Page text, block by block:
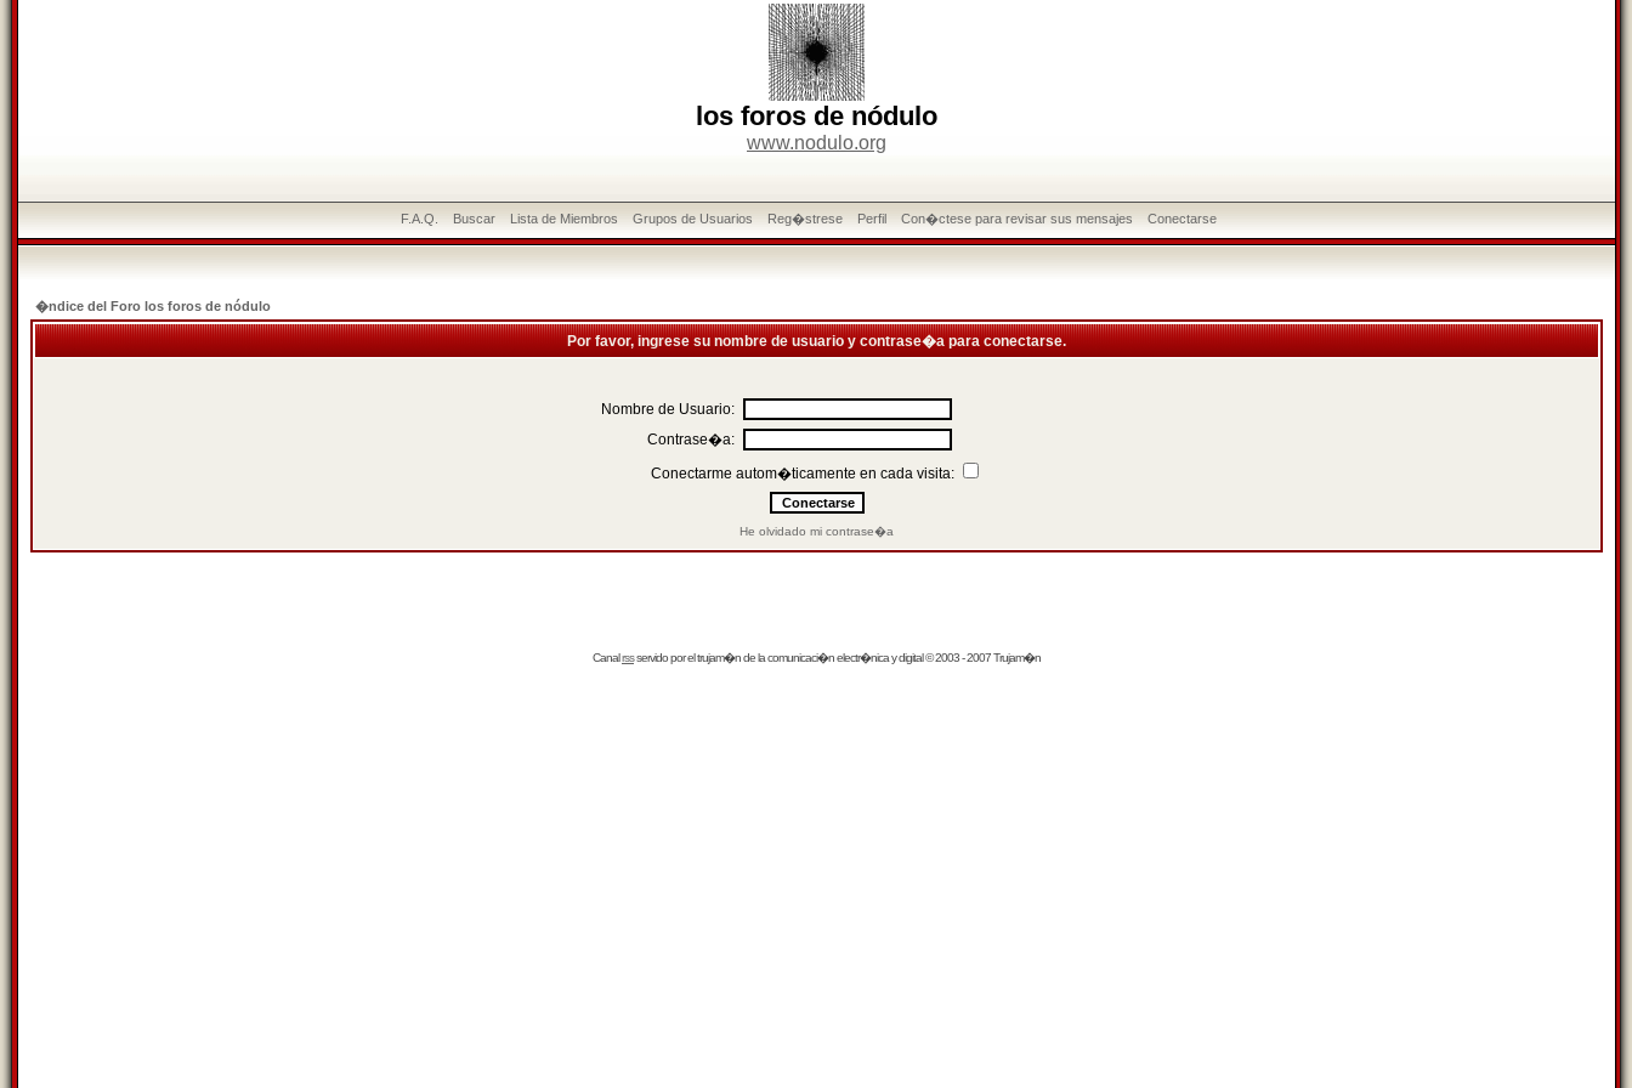
los foros de nódulo
www.nodulo.org
F.A.Q. Buscar Lista de Miembros Grupos de Usuarios Reg�strese Perfil Con�ctese para revisar sus mensajes Conectarse
�ndice del Foro los foros de nódulo
Por favor, ingrese su nombre de usuario y contrase�a para conectarse.
Nombre de Usuario:
Contrase�a:
Conectarme autom�ticamente en cada visita:
He olvidado mi contrase�a
Canalrssservido por eltrujam�nde la comunicaci�n electr�nica y digital © 2003 - 2007 Trujam�n